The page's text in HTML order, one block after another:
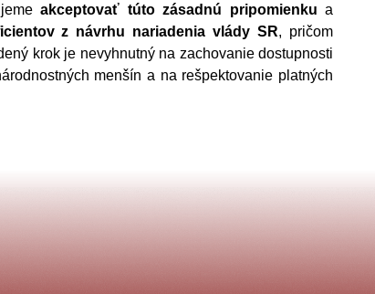
akceptovať túto zásadnú pripomienku
z návrhu nariadenia vlády SR, pričom
krok je nevyhnutný na zachovanie dostupnosti
menšín a na rešpektovanie platných